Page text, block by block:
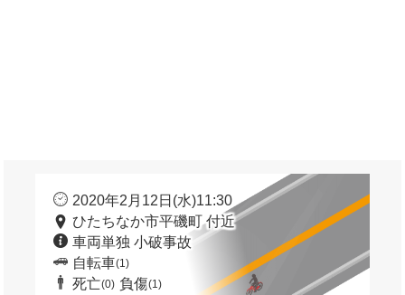
2020年2月12日(水)11:30
ひたちなか市平磯町 付近
車両単独 小破事故
自転車(1)
死亡(0) 負傷(1)